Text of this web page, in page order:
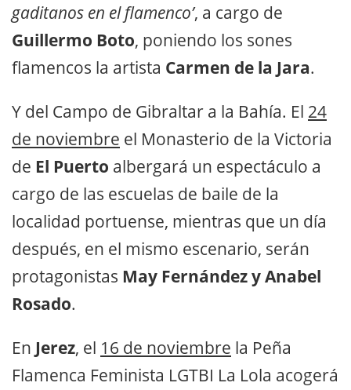
gaditanos en el flamenco’, a cargo de
Guillermo Boto, poniendo los sones
flamencos la artista Carmen de la Jara.
Y del Campo de Gibraltar a la Bahía. El 24
de noviembre el Monasterio de la Victoria
de El Puerto albergará un espectáculo a
cargo de las escuelas de baile de la
localidad portuense, mientras que un día
después, en el mismo escenario, serán
protagonistas May Fernández y Anabel
Rosado.
En Jerez, el 16 de noviembre la Peña
Flamenca Feminista LGTBI La Lola acogerá